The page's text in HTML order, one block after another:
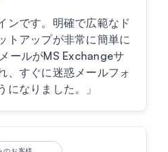
ンです。明確で広範なド
トアップが非常に簡単に
ールがMS Exchangeサ
、すぐに迷惑メールフォ
になりました。」